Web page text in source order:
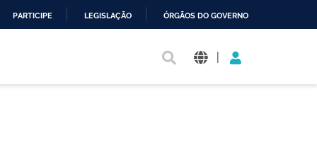
PARTICIPE LEGISLAÇÃO ÓRGÃOS DO GOVERNO
|